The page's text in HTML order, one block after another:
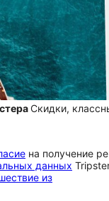
Скидки,
на получение
данных